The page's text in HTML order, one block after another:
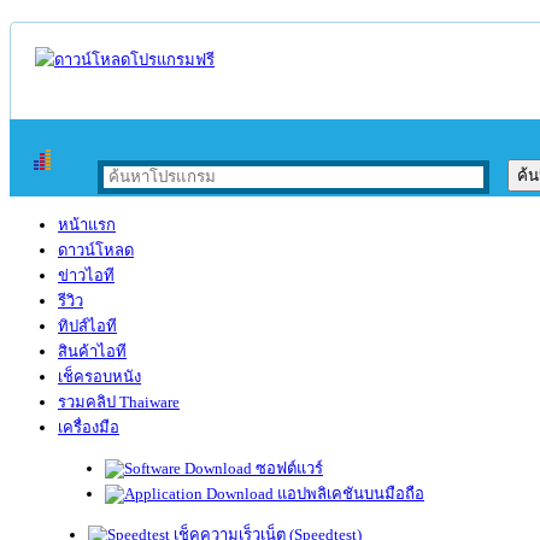
หน้าแรก
ดาวน์โหลด
ข่าวไอที
รีวิว
ทิปส์ไอที
สินค้าไอที
เช็ครอบหนัง
รวมคลิป Thaiware
เครื่องมือ
ซอฟต์แวร์
แอปพลิเคชันบนมือถือ
เช็คความเร็วเน็ต (Speedtest)